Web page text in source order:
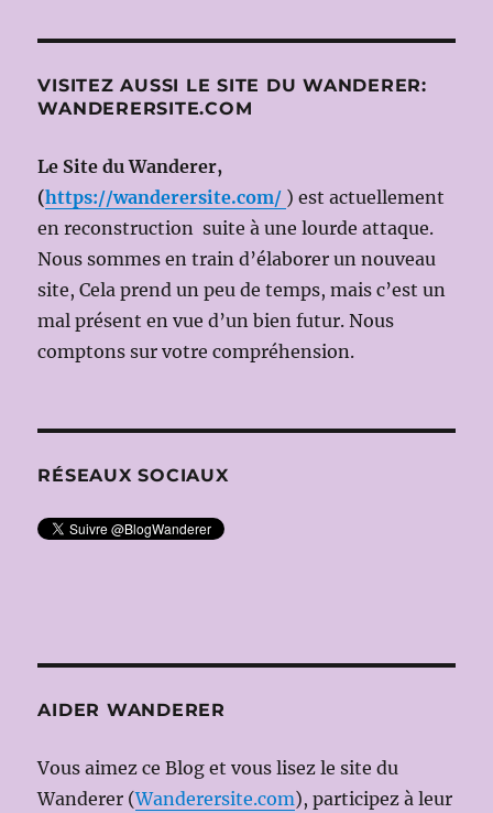
découvrir:
ROSMONDA
DONIZETTI
VISITEZ AUSSI LE SITE DU WANDERER:
WANDERERSITE.COM
Le Site du Wanderer,
(https://wanderersite.com/ ) est actuellement
en reconstruction suite à une lourde attaque.
Nous sommes en train d’élaborer un nouveau
site, Cela prend un peu de temps, mais c’est un
mal présent en vue d’un bien futur. Nous
comptons sur votre compréhension.
RÉSEAUX SOCIAUX
AIDER WANDERER
Vous aimez ce Blog et vous lisez le site du
Wanderer (Wanderersite.com), participez à leur